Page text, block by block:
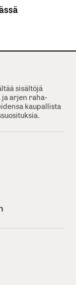
sisältöjä
arjen raha-
kaupallista